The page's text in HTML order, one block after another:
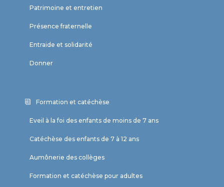
Patrimoine et entretien
Présence fraternelle
Entraide et solidarité
Donner
Formation et catéchèse
Eveil à la foi des enfants de moins de 7 ans
Catéchèse des enfants de 7 à 12 ans
Aumônerie des collèges
Formation et catéchèse pour adultes